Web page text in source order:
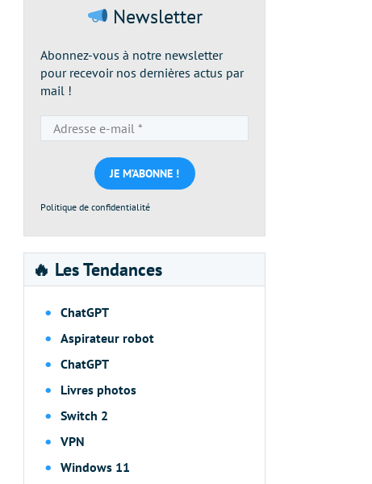
Newsletter
Abonnez-vous à notre newsletter
pour recevoir nos dernières actus par
mail !
e-
mail
*
Politique de confidentialité
🔥 Les Tendances
ChatGPT
Aspirateur robot
ChatGPT
Livres photos
Switch 2
VPN
Windows 11